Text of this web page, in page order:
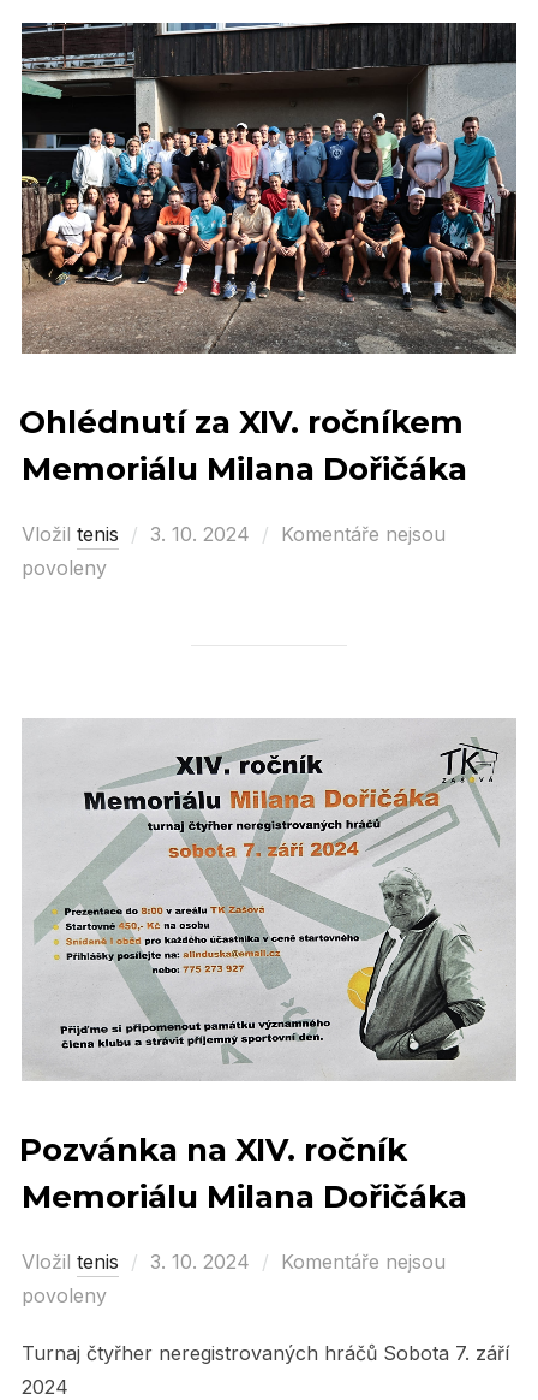
Ohlédnutí za XIV. ročníkem
Memoriálu Milana Dořičáka
Vložil tenis
Posted
3. 10. 2024
Komentáře nejsou
povoleny
Pozvánka na XIV. ročník
Memoriálu Milana Dořičáka
Vložil tenis
Posted
3. 10. 2024
Komentáře nejsou
povoleny
Turnaj čtyřher neregistrovaných hráčů Sobota 7. září
2024